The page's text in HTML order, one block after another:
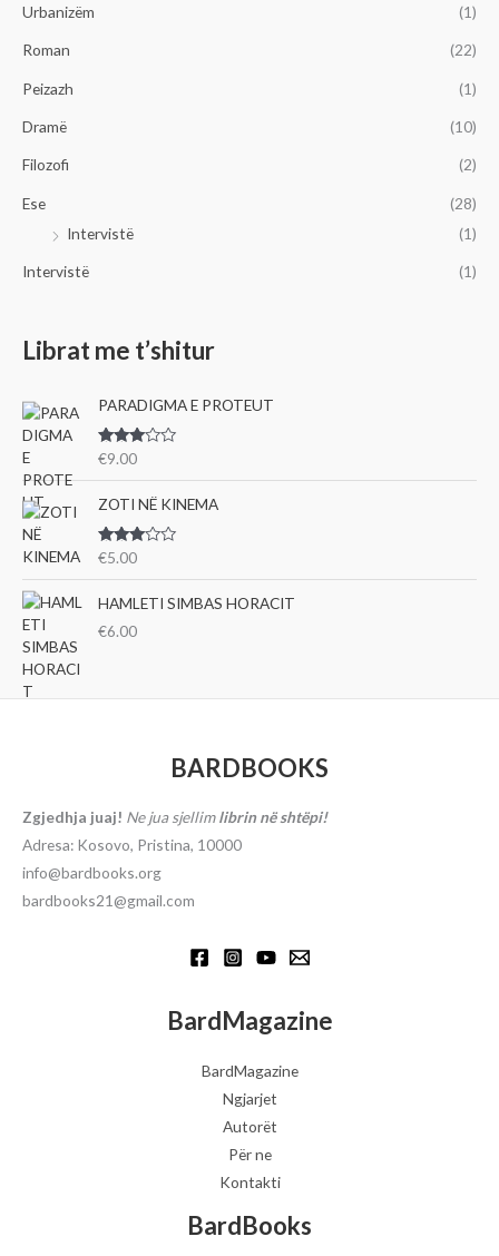
Urbanizëm (1)
Roman (22)
Peizazh (1)
Dramë (10)
Filozofi (2)
Ese
(28)
Intervistë
(1)
Intervistë (1)
Librat me t’shitur
PARADIGMA E PROTEUT
Vlerë
me
3.00
nga 5
€9.00
ZOTI NË KINEMA
Vlerë
me
3.00
nga 5
€5.00
HAMLETI SIMBAS HORACIT
€6.00
BARDBOOKS
Zgjedhja juaj! Ne jua sjellimlibrin në shtëpi!
Adresa: Kosovo, Pristina, 10000
info@bardbooks.org
bardbooks21@gmail.com
BardMagazine
BardMagazine
Ngjarjet
Autorët
Për ne
Kontakti
BardBooks